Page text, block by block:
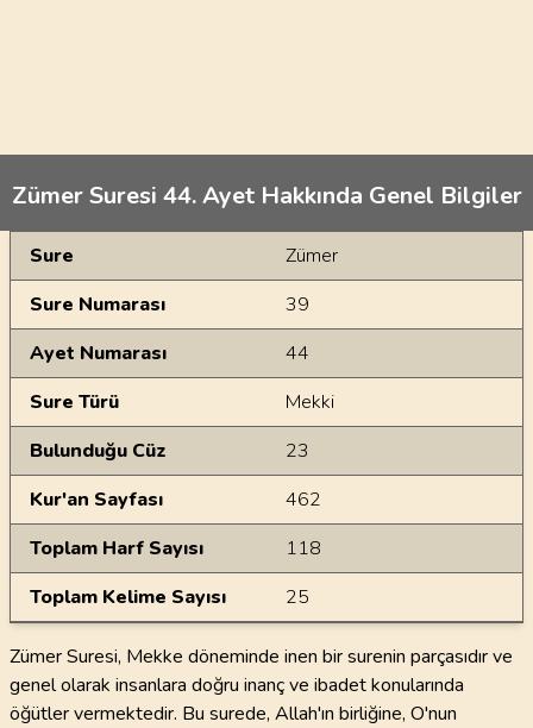
Zümer Suresi 44. Ayet Hakkında Genel Bilgiler
Genel Bilgiler
Sure
Zümer
Sure Numarası
39
Ayet Numarası
44
Sure Türü
Mekki
Bulunduğu Cüz
23
Kur'an Sayfası
462
Toplam Harf Sayısı
118
Toplam Kelime Sayısı
25
Zümer Suresi, Mekke döneminde inen bir surenin parçasıdır ve
genel olarak insanlara doğru inanç ve ibadet konularında
öğütler vermektedir. Bu surede, Allah'ın birliğine, O'nun